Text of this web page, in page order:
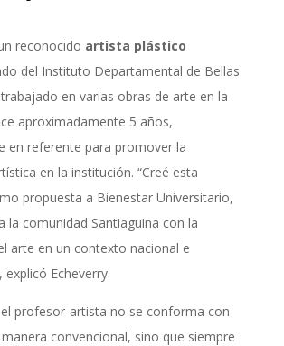
reconocido artista plástico
del Instituto Departamental de Bellas
en varias obras de arte en la
aproximadamente 5 años,
en referente para promover la
en la institución. “Creé esta
propuesta a Bienestar Universitario,
la comunidad Santiaguina con la
arte en un contexto nacional e
explicó Echeverry.
profesor-artista no se conforma con
convencional, sino que siempre